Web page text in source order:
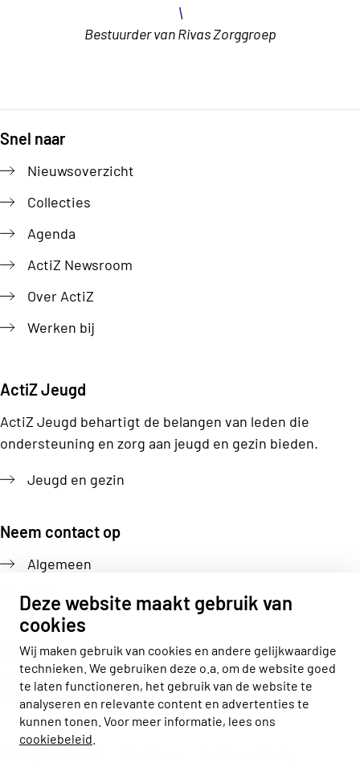
Deze website maakt gebruik van
cookies
Wij maken gebruik van cookies en andere gelijkwaardige
technieken. We gebruiken deze o.a. om de website goed
te laten functioneren, het gebruik van de website te
analyseren en relevante content en advertenties te
kunnen tonen. Voor meer informatie, lees ons
cookiebeleid
\
Bestuurder van Rivas Zorggroep
Snel naar
Nieuwsoverzicht
Collecties
Agenda
ActiZ Newsroom
Over ActiZ
Werken bij
ActiZ Jeugd
ActiZ Jeugd behartigt de belangen van leden die
ondersteuning en zorg aan jeugd en gezin bieden.
Jeugd en gezin
Neem contact op
Algemeen
Pers
Volg ons
Actiz linkedin
Actiz instagram
Actiz youtube
Actiz facebook